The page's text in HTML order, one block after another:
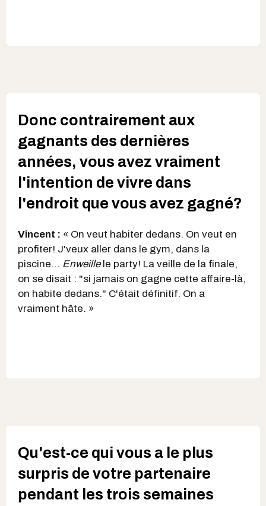
Donc contrairement aux
gagnants des dernières
années, vous avez vraiment
l'intention de vivre dans
l'endroit que vous avez gagné?
Vincent : « On veut habiter dedans. On veut en
profiter! J'veux aller dans le gym, dans la
piscine... Enweillele party! La veille de la finale,
on se disait : "si jamais on gagne cette affaire-là,
on habite dedans." C'était définitif. On a
vraiment hâte. »
Qu'est-ce qui vous a le plus
surpris de votre partenaire
pendant les trois semaines